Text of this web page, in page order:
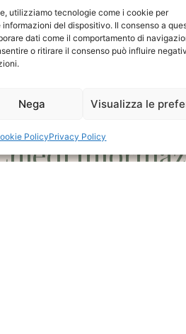
utilizziamo tecnologie come i cookie per
del dispositivo. Il consenso a
dati come il comportamento di
o ritirare il consenso può influire
Nega Visualizza le
PolicyPrivacy Policy